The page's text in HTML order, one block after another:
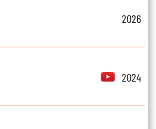
2026
2024